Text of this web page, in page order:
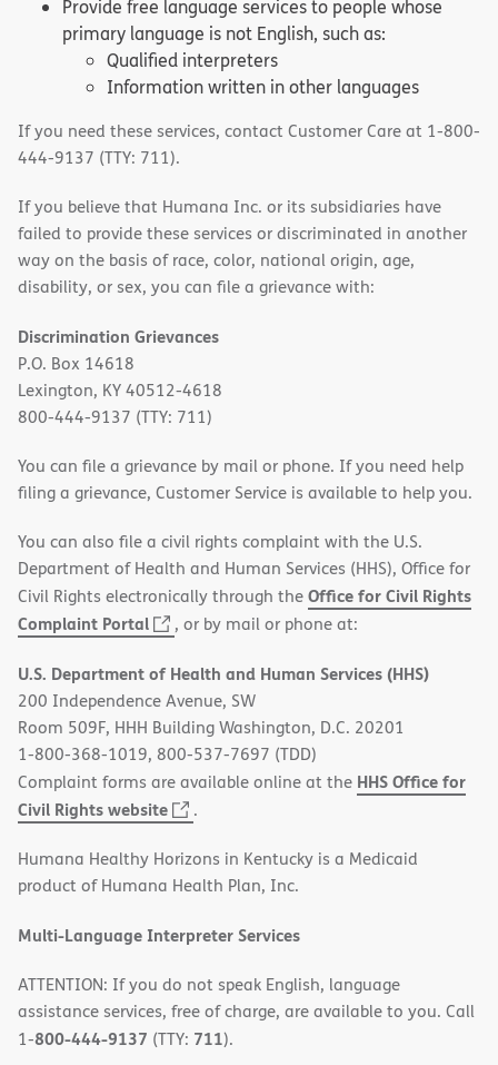
Provide free language services to people whose
primary language is not English, such as:
Qualified interpreters
Information written in other languages
If you need these services, contact Customer Care at 1-800-
444-9137 (TTY: 711).
If you believe that Humana Inc. or its subsidiaries have
failed to provide these services or discriminated in another
way on the basis of race, color, national origin, age,
disability, or sex, you can file a grievance with:
Discrimination Grievances
P.O. Box 14618
Lexington, KY 40512-4618
800-444-9137 (TTY: 711)
You can file a grievance by mail or phone. If you need help
filing a grievance, Customer Service is available to help you.
You can also file a civil rights complaint with the U.S.
Department of Health and Human Services (HHS), Office for
Civil Rights electronically through theOffice for Civil Rights
Complaint Portal
(opens
new
window)
, or by mail or phone at:
U.S. Department of Health and Human Services (HHS)
200 Independence Avenue, SW
Room 509F, HHH Building Washington, D.C. 20201
1-800-368-1019, 800-537-7697 (TDD)
Complaint forms are available online at the HHS Office for
Civil Rights website
(opens
new
window)
.
Humana Healthy Horizons in Kentucky is a Medicaid
product of Humana Health Plan, Inc.
Multi-Language Interpreter Services
ATTENTION: If you do not speak English, language
assistance services, free of charge, are available to you. Call
1-800-444-9137 (TTY: 711).